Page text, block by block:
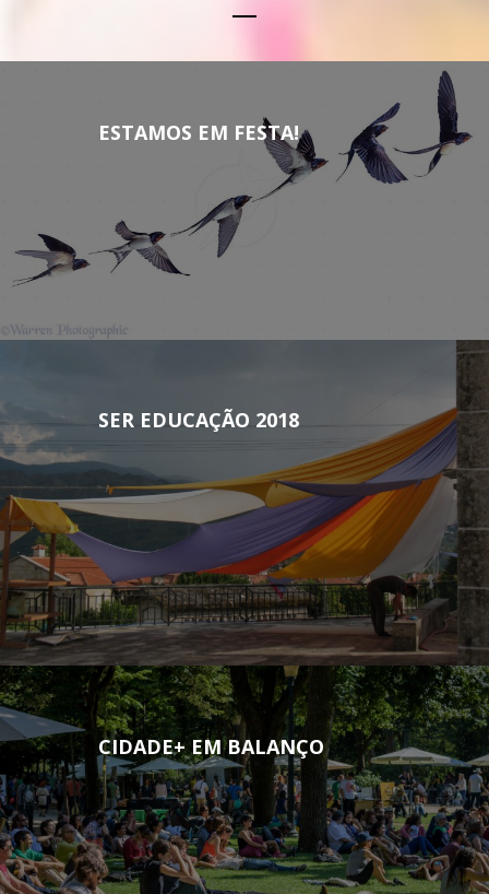
ESTAMOS EM FESTA!
SER EDUCAÇÃO 2018
CIDADE+ EM BALANÇO